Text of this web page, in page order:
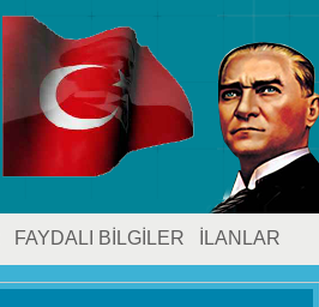
FAYDALI BİLGİLER İLANLAR